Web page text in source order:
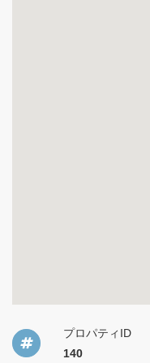
プロパティID
140